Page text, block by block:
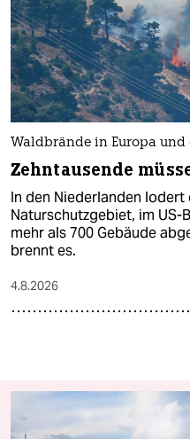
Waldbrände in Europa und
Zehntausende
In den Niederlanden lodert
Naturschutzgebiet, im US-
mehr als 700 Gebäude
brennt es.
4.8.2026